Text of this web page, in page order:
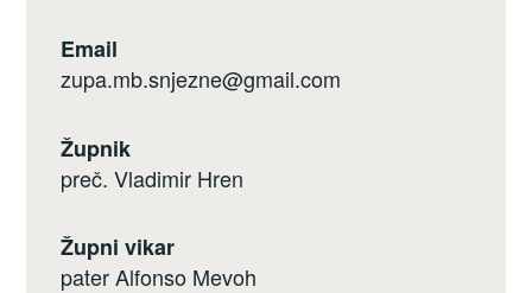
Email
zupa.mb.snjezne@gmail.com
Župnik
preč. Vladimir Hren
Župni vikar
pater Alfonso Mevoh